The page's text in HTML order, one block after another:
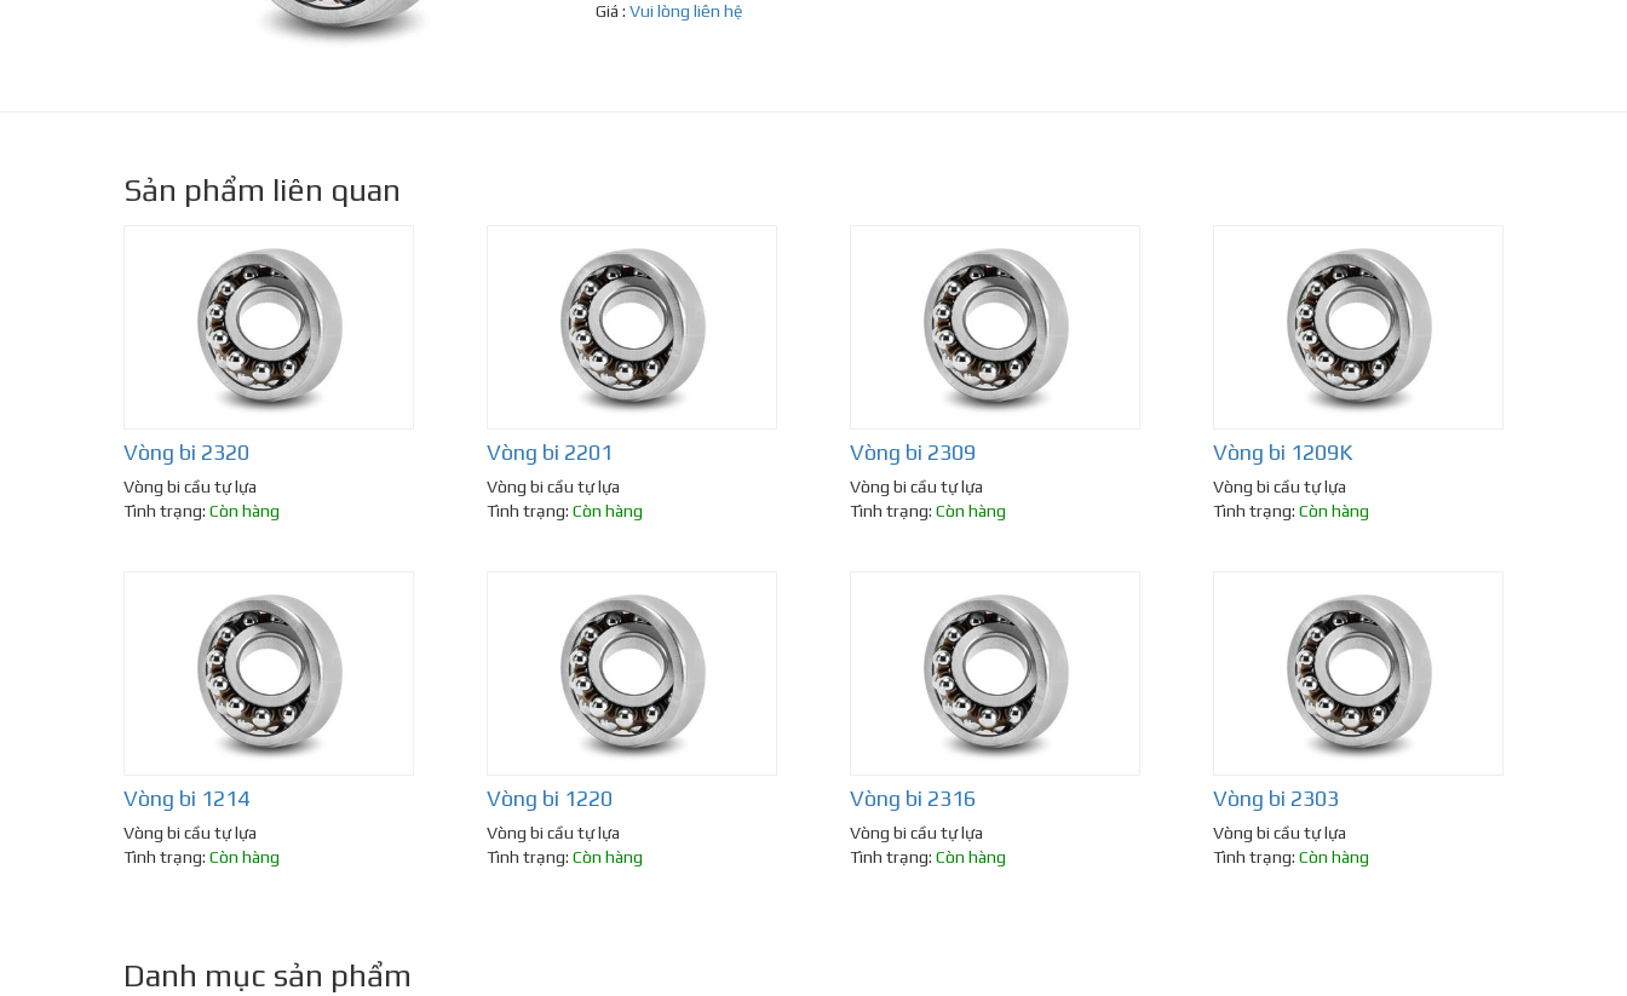
Giá : Vui lòng liên hệ
Sản phẩm liên quan
Vòng bi 2320
Vòng bi cầu tự lựa
Tình trạng: Còn hàng
Vòng bi 2201
Vòng bi cầu tự lựa
Tình trạng: Còn hàng
Vòng bi 2309
Vòng bi cầu tự lựa
Tình trạng: Còn hàng
Vòng bi 1209K
Vòng bi cầu tự lựa
Tình trạng: Còn hàng
Vòng bi 1214
Vòng bi cầu tự lựa
Tình trạng: Còn hàng
Vòng bi 1220
Vòng bi cầu tự lựa
Tình trạng: Còn hàng
Vòng bi 2316
Vòng bi cầu tự lựa
Tình trạng: Còn hàng
Vòng bi 2303
Vòng bi cầu tự lựa
Tình trạng: Còn hàng
Danh mục sản phẩm